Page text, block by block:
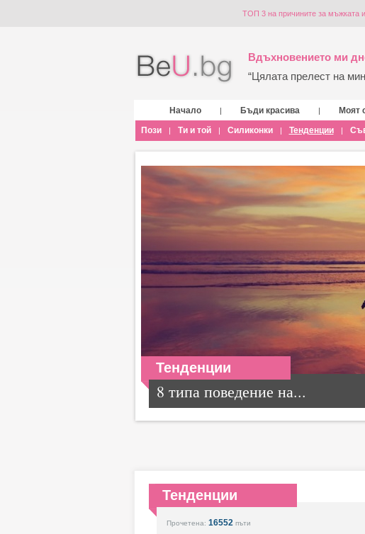
ТОП 3 на причините за мъжката
Вдъхновението ми
“Цялата прелест на
Начало | Бъди красива | Моят
Пози
| Ти и той | Силиконки | Тенденции |
Тенденции
8 типа поведение на...
Тенденции
Прочетена: 16552 пъти